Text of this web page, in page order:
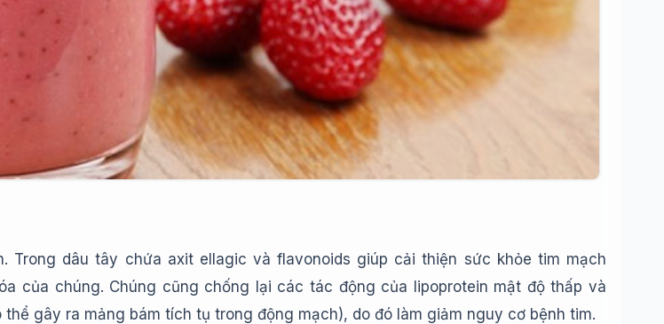
Trong dâu tây chứa axit ellagic và flavonoids giúp cải thiện sức khỏe tim mạch
của chúng. Chúng cũng chống lại các tác động của lipoprotein mật độ thấp và
thể gây ra mảng bám tích tụ trong động mạch), do đó làm giảm nguy cơ bệnh tim.